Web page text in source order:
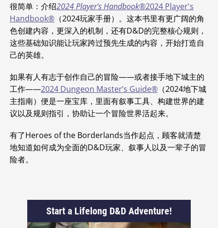
很简单：介绍2024 Player's Handbook®2024 Player's
Handbook® （2024玩家手册）。这本书里有更广阔的角
色创建内容，更深入的机制，还有D&D的完整核心规则，
这些基础知识能让玩家跨过预先生成的内容，开始打造自
己的英雄。
如果有人有志于创作自己的冒险——或者接手地下城主的
工作——2024 Dungeon Master’s Guide® （2024地下城
主指南）便是一座宝库，里面有叙事工具、构建世界的建
议以及规则指引，协助让一个冒险世界活起来。
有了Heroes of the Borderlands当作起点，顾客就清楚
地知道如何成为全面的D&D玩家、叙事人以及一辈子的冒
险者。
Start a Lifelong D&D Adventure!